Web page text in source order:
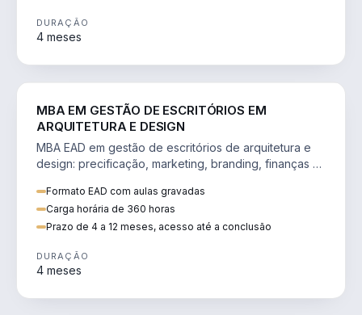
DURAÇÃO
4 meses
MBA EM GESTÃO DE ESCRITÓRIOS EM
ARQUITETURA E DESIGN
MBA EAD em gestão de escritórios de arquitetura e
design: precificação, marketing, branding, finanças e
Formato EAD com aulas gravadas
Carga horária de 360 horas
Prazo de 4 a 12 meses, acesso até a conclusão
DURAÇÃO
4 meses